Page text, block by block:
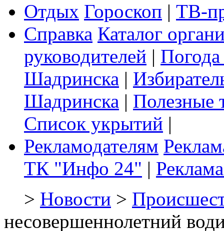
Отдых Гороскоп | ТВ-
Справка Каталог
руководителей |
Шадринска |
Шадринска | Полезные
Список укрытий |
Рекламодателям
ТК "Инфо 24" |
> Новости >
несовершеннолетний